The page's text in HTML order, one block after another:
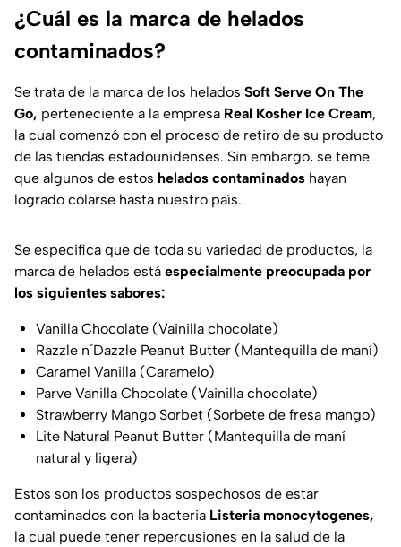
¿Cuál es la marca de helados
contaminados?
Se trata de la marca de los helados Soft Serve On The
Go, perteneciente a la empresa Real Kosher Ice Cream,
la cual comenzó con el proceso de retiro de su producto
de las tiendas estadounidenses. Sin embargo, se teme
que algunos de estos helados contaminados hayan
logrado colarse hasta nuestro país.
Se especifica que de toda su variedad de productos, la
marca de helados está especialmente preocupada por
los siguientes sabores:
Vanilla Chocolate (Vainilla chocolate)
Razzle n´Dazzle Peanut Butter (Mantequilla de maní)
Caramel Vanilla (Caramelo)
Parve Vanilla Chocolate (Vainilla chocolate)
Strawberry Mango Sorbet (Sorbete de fresa mango)
Lite Natural Peanut Butter (Mantequilla de maní
natural y ligera)
Estos son los productos sospechosos de estar
contaminados con la bacteria Listeria monocytogenes,
la cual puede tener repercusiones en la salud de la